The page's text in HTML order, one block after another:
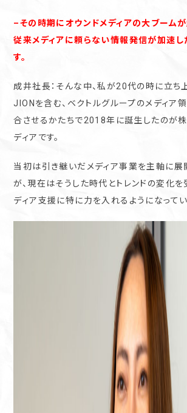
–その時期にオウンドメディアの大ブームが
従来メディアに頼らない情報発信が加速し
す。
成井社長：そんな中、私が20代の時に立ち
JIONを含む、ベクトルグループのメディア
合させるかたちで2018年に誕生したのが
ディアです。
当初は引き継いだメディア事業を主軸に展
が、現在はそうした時代とトレンドの変化を
ディア支援に特に力を入れるようになってい